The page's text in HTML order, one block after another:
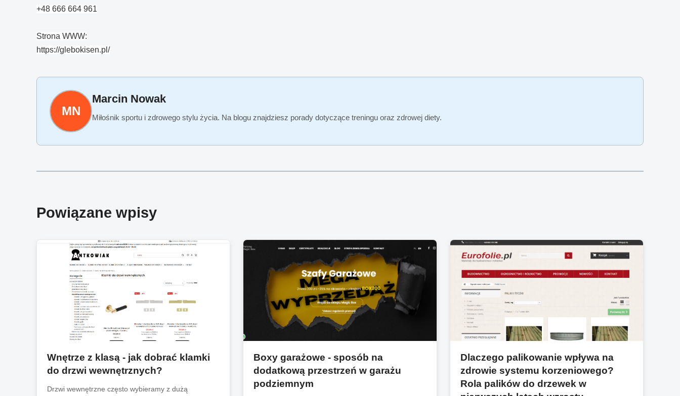
+48 666 664 961
Strona WWW:
https://glebokisen.pl/
MN
Marcin Nowak
Miłośnik sportu i zdrowego stylu życia. Na blogu znajdziesz porady dotyczące treningu oraz zdrowej diety.
Powiązane wpisy
Wnętrze z klasą - jak dobrać klamki
do drzwi wewnętrznych?
Drzwi wewnętrzne często wybieramy z dużą
Boxy garażowe - sposób na
dodatkową przestrzeń w garażu
podziemnym
Dlaczego palikowanie wpływa na
zdrowie systemu korzeniowego?
Rola palików do drzewek w